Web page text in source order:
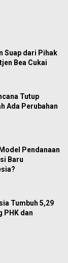
Suap dari Pihak
Bea Cukai
Tutup
Ada Perubahan
Pendanaan
Baru
Tumbuh 5,29
PHK dan